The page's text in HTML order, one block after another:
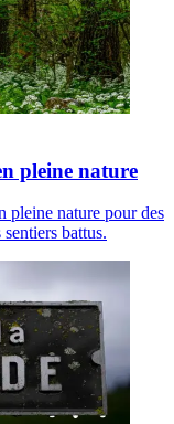
pleine nature
pleine nature pour des
battus.